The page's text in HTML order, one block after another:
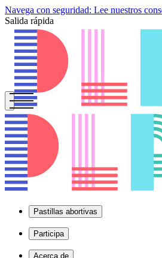
Navega con seguridad: Lee nuestros
Salida rápida
Pastillas abortivas
Participa
Acerca de